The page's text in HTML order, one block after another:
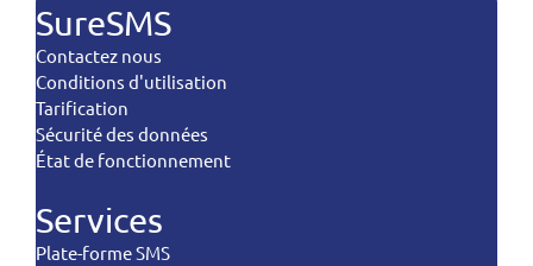
SureSMS
Contactez nous
Conditions d'utilisation
Tarification
Sécurité des données
État de fonctionnement
Services
Plate-forme SMS